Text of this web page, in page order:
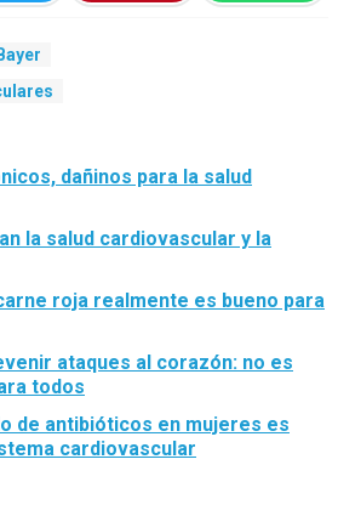
Bayer
dañinos para la salud
la salud cardiovascular y la
roja realmente es bueno para
ataques al corazón: no es
todos
de antibióticos en mujeres es
cardiovascular